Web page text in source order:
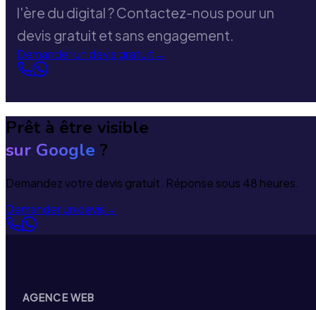
l'ère du digital ? Contactez-nous pour un
devis gratuit et sans engagement.
Demander un devis gratuit→
Prêt à être visible
sur Google ?
Demandez votre devis gratuit. Réponse sous 48 heures.
Demander un devis→
AGENCE WEB